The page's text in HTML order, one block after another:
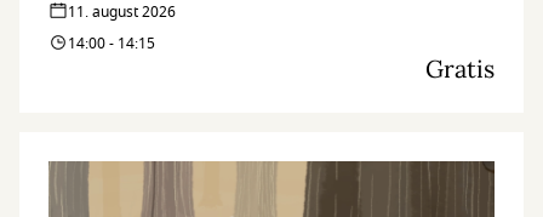
11. august 2026
14:00 - 14:15
Gratis